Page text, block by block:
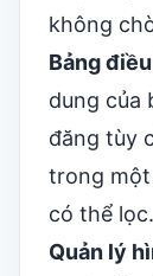
không
Bảng
dung của
đăng tùy
trong một
có thể lọc.
Quản lý